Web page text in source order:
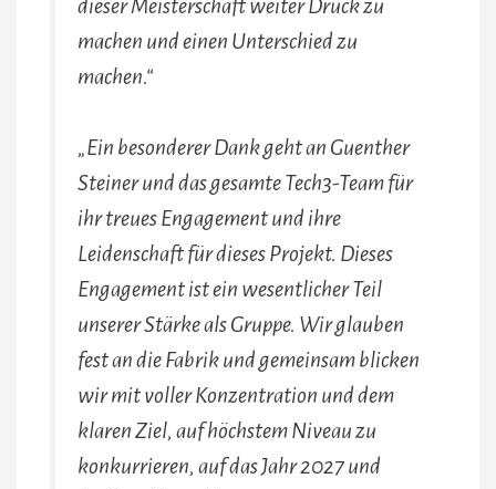
dieser Meisterschaft weiter Druck zu
machen und einen Unterschied zu
machen.“
„Ein besonderer Dank geht an Guenther
Steiner und das gesamte Tech3-Team für
ihr treues Engagement und ihre
Leidenschaft für dieses Projekt. Dieses
Engagement ist ein wesentlicher Teil
unserer Stärke als Gruppe. Wir glauben
fest an die Fabrik und gemeinsam blicken
wir mit voller Konzentration und dem
klaren Ziel, auf höchstem Niveau zu
konkurrieren, auf das Jahr 2027 und